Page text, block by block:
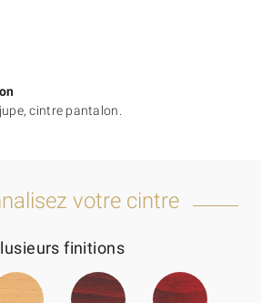
cintre pantalon.
votre cintre
finitions